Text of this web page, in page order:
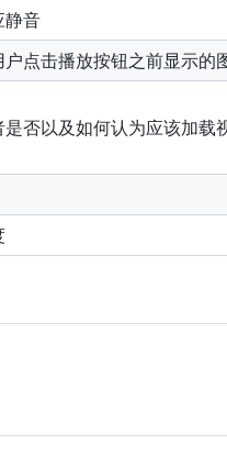
静音
点击播放按钮之前显示的
否以及如何认为应该加载